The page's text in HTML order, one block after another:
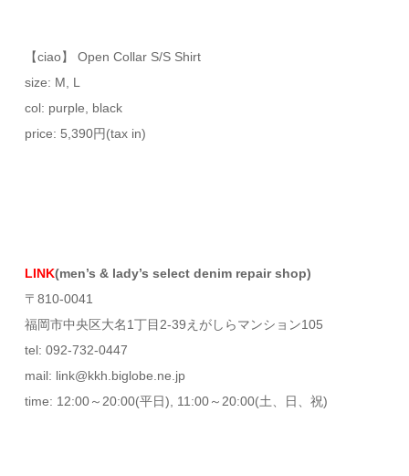
【ciao】 Open Collar S/S Shirt
size: M, L
col: purple, black
price: 5,390円(tax in)
LINK(men’s & lady’s select denim repair shop)
〒810-0041
福岡市中央区大名1丁目2-39えがしらマンション105
tel: 092-732-0447
mail: link@kkh.biglobe.ne.jp
time: 12:00～20:00(平日), 11:00～20:00(土、日、祝)